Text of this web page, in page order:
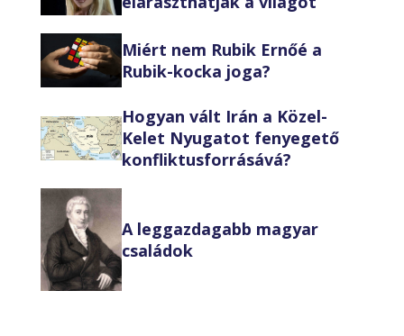
Miért nem Rubik Ernőé a
Rubik-kocka joga?
Hogyan vált Irán a Közel-
Kelet Nyugatot fenyegető
konfliktusforrásává?
A leggazdagabb magyar
családok